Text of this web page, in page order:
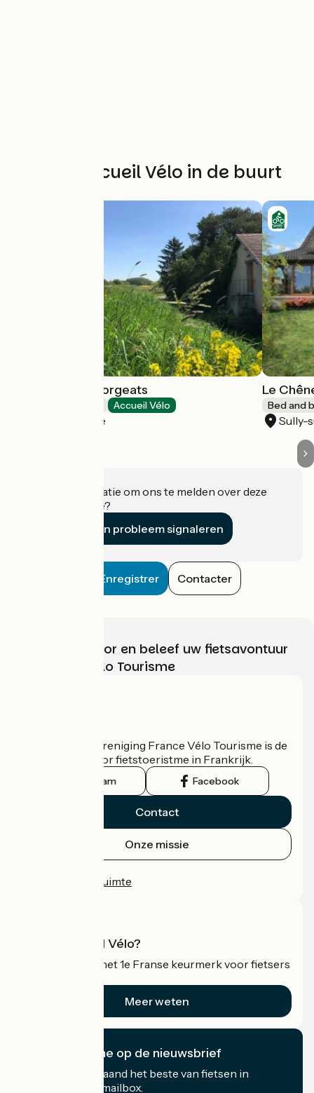
Andere Accueil Vélo in de buurt
La ferme des Gorgeats
Accueil Vélo
Sully-sur-Loire
Le
Bed and
Sully-
Heeft u informatie om ons te melden over deze
accommodatie?
Een probleem signaleren
Enregistrer Contacter
Kies, bereid voor en beleef uw fietsavontuur
met France Vélo Tourisme
De nationale vereniging France Vélo Tourisme is de
officiële gids voor fietstoeristme in Frankrijk.
Instagram Facebook
Contact
Onze missie
Professionele ruimte
Wat is Accueil Vélo?
Accueil Vélo is het 1e Franse keurmerk voor fietsers
Meer weten
Ik abonneer me op de nieuwsbrief
Ontvang elke maand het beste van fietsen in
Frankrijk in uw mailbox.